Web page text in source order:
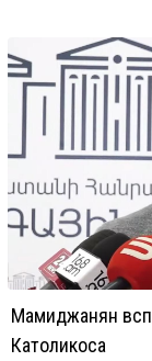
Мамиджанян
Католикоса